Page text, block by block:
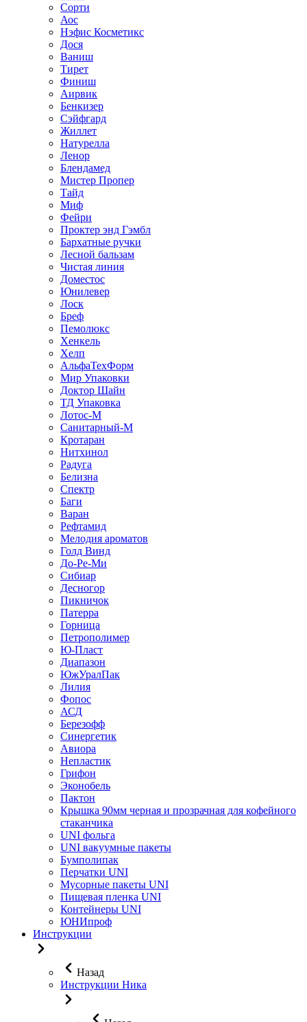
Сорти
Аос
Нэфис Косметикс
Дося
Ваниш
Тирет
Финиш
Аирвик
Бенкизер
Сэйфгард
Жиллет
Натурелла
Ленор
Блендамед
Мистер Пропер
Тайд
Миф
Фейри
Проктер энд Гэмбл
Бархатные ручки
Лесной бальзам
Чистая линия
Доместос
Юнилевер
Лоск
Бреф
Пемолюкс
Хенкель
Хелп
АльфаТехФорм
Мир Упаковки
Доктор Шайн
ТД Упаковка
Лотос-М
Санитарный-М
Кротаран
Нитхинол
Радуга
Белизна
Спектр
Баги
Варан
Рефтамид
Мелодия ароматов
Голд Винд
До-Ре-Ми
Сибиар
Десногор
Пикничок
Патерра
Горница
Петрополимер
Ю-Пласт
Диапазон
ЮжУралПак
Лилия
Фопос
АСД
Березофф
Синергетик
Авиора
Непластик
Грифон
Эконобель
Пактон
Крышка 90мм черная и прозрачная для кофейного
стаканчика
UNI фольга
UNI вакуумные пакеты
Бумполипак
Перчатки UNI
Мусорные пакеты UNI
Пищевая пленка UNI
Контейнеры UNI
ЮНИпроф
Инструкции
Назад
Инструкции Ника